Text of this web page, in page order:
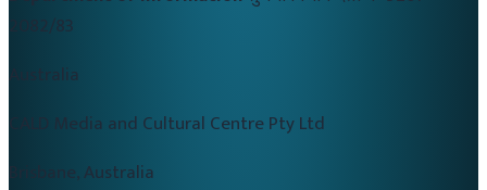
2082/83
Australia
CALD Media and Cultural Centre Pty Ltd
Brisbane, Australia